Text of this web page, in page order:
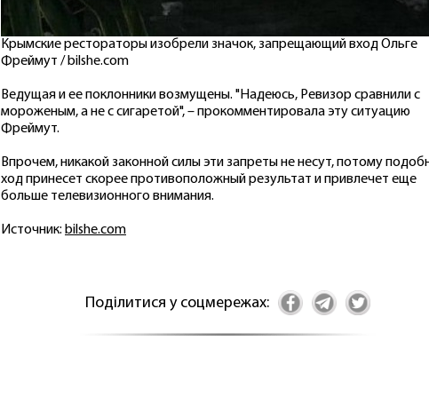
Крымские рестораторы изобрели значок, запрещающий вход Ольге
Фреймут / bilshe.com
Ведущая и ее поклонники возмущены. "Надеюсь, Ревизор сравнили с
мороженым, а не с сигаретой", – прокомментировала эту ситуацию
Фреймут.
Впрочем, никакой законной силы эти запреты не несут, потому
ход принесет скорее противоположный результат и привлечет еще
больше телевизионного внимания.
Источник: bilshe.com
Поділитися у соцмережах: